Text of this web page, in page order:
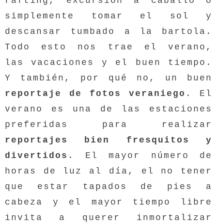
simplemente tomar el sol y
descansar tumbado a la bartola.
Todo esto nos trae el verano,
las vacaciones y el buen tiempo.
Y también, por qué no, un buen
reportaje de fotos veraniego . El
verano es una de las estaciones
preferidas para realizar
reportajes bien fresquitos y
divertidos . El mayor número de
horas de luz al día, el no tener
que estar tapados de pies a
cabeza y el mayor tiempo libre
invita a querer inmortalizar